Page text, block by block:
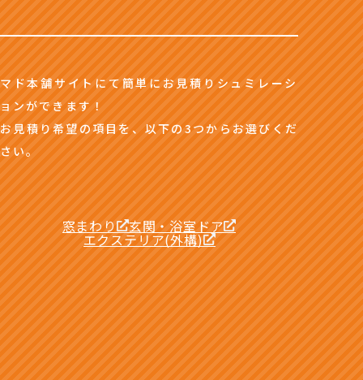
マド本舗サイトにて簡単にお見積りシュミレーシ
ョンができます！
お見積り希望の項目を、以下の3つからお選びくだ
さい。
窓まわり 玄関・浴室ドア
エクステリア(外構)